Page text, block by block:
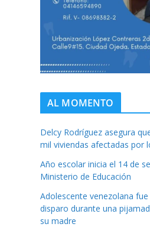
AL MOMENTO
Delcy Rodríguez asegura
mil viviendas afectadas por
Año escolar inicia el 14 de
Ministerio de Educación
Adolescente venezolana
disparo durante una
su madre